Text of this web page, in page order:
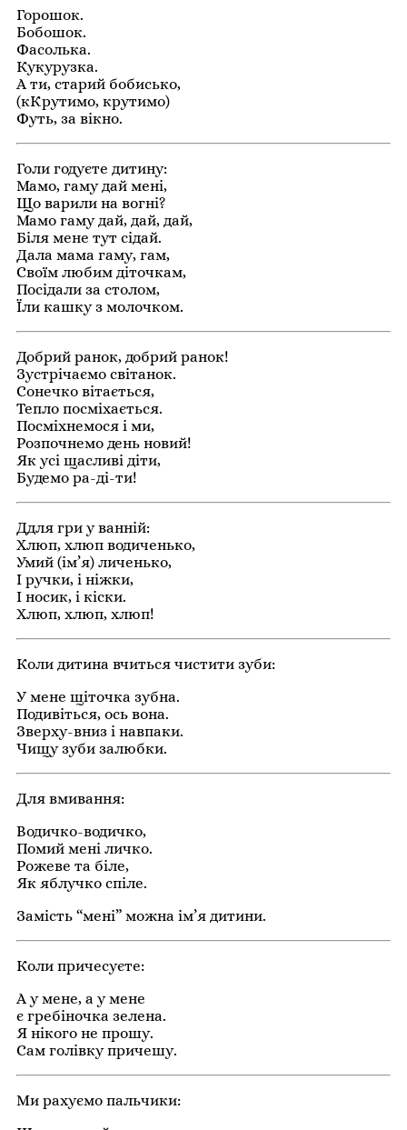
Горошок.
Бобошок.
Фасолька.
Кукурузка.
А ти, старий бобисько,
(кКрутимо, крутимо)
Футь, за вікно.
Голи годуєте дитину:
Мамо, гаму дай мені,
Що варили на вогні?
Мамо гаму дай, дай, дай,
Біля мене тут сідай.
Дала мама гаму, гам,
Своїм любим діточкам,
Посідали за столом,
Їли кашку з молочком.
Добрий ранок, добрий ранок!
Зустрічаємо світанок.
Сонечко вітається,
Тепло посміхається.
Посміхнемося і ми,
Розпочнемо день новий!
Як усі щасливі діти,
Будемо ра-ді-ти!
Ддля гри у ванній:
Хлюп, хлюп водиченько,
Умий (ім’я) личенько,
І ручки, і ніжки,
І носик, і кіски.
Хлюп, хлюп, хлюп!
Коли дитина вчиться чистити зуби:
У мене щіточка зубна.
Подивіться, ось вона.
Зверху-вниз і навпаки.
Чищу зуби залюбки.
Для вмивання:
Водичко-водичко,
Помий мені личко.
Рожеве та біле,
Як яблучко спіле.
Замість “мені” можна ім’я дитини.
Коли причесуєте:
А у мене, а у мене
є гребіночка зелена.
Я нікого не прошу.
Сам голівку причешу.
Ми рахуємо пальчики: